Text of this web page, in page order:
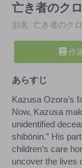
亡き者のク
別名: 亡き者のク
作
あらすじ
Kazusa Ozora’s
Now, Kazusa
unidentified
shibōnin.” His
children’s care
uncover the lives